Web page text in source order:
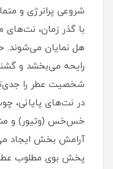
شروعی پرانرژی و
با گذر زمان،
هل نمایان می‌شوند.
رایحه می‌بخشد و
شخصیت عطر را
در نت‌های پایانی،
خس‌خس (وتیور) و
آرامش بخش ایجاد
پخش بوی مطلوب عطر